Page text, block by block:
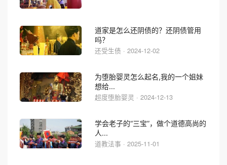
道家是怎么还阴债的？还阴债管用
吗？
还受生债 · 2024-12-02
为堕胎婴灵怎么起名,我的一个姐妹
想给...
超度堕胎婴灵 · 2024-12-13
学会老子的“三宝”，做个道德高尚的
人...
道教法事 · 2025-11-01